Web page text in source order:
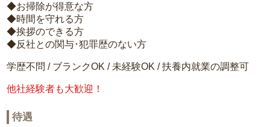
◆お掃除が得意な方
◆時間を守れる方
◆挨拶のできる方
◆反社との関与･犯罪歴のない方
学歴不問 / ブランクOK / 未経験OK / 扶養内就業の調整可
他社経験者も大歓迎！
待遇